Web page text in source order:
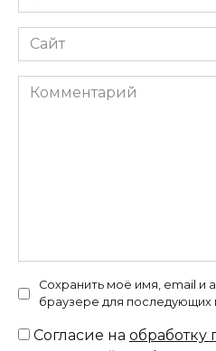
*
Сайт
Комментарий
Сохранить моё имя, email и
браузере для
Согласие на обработку